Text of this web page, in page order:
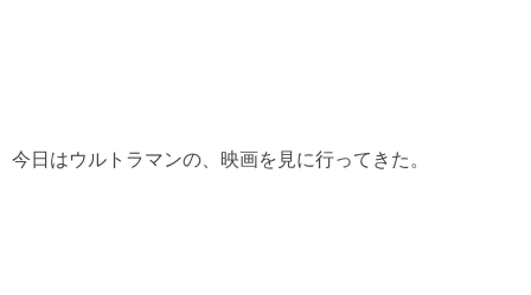
今日はウルトラマンの、映画を見に行ってきた。